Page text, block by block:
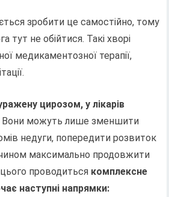
зробити це самостійно, тому
тут не обійтися. Такі хворі
медикаментозної терапії,
цирозом, у лікарів
Вони можуть лише зменшити
недуги, попередити розвиток
максимально продовжити
проводиться комплексне
наступні напрямки: